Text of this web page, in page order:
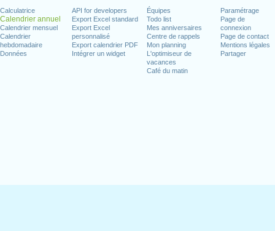
Calculatrice
Calendrier annuel
Calendrier mensuel
Calendrier
hebdomadaire
Données
API for developers
Export Excel standard
Export Excel
personnalisé
Export calendrier PDF
Intégrer un widget
Équipes
Todo list
Mes anniversaires
Centre de rappels
Mon planning
L'optimiseur de
vacances
Café du matin
Paramétrage
Page de
connexion
Page de contact
Mentions légales
Partager